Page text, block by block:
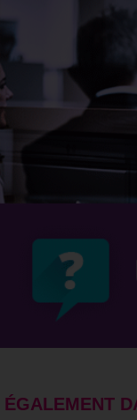
ÉGALEMENT